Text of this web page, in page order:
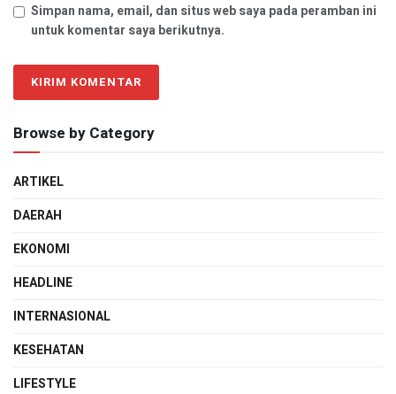
Simpan nama, email, dan situs web saya pada peramban ini
untuk komentar saya berikutnya.
Browse by Category
ARTIKEL
DAERAH
EKONOMI
HEADLINE
INTERNASIONAL
KESEHATAN
LIFESTYLE